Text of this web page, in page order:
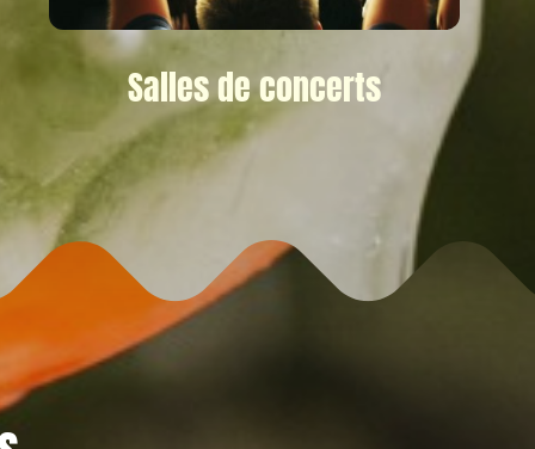
Salles de concerts